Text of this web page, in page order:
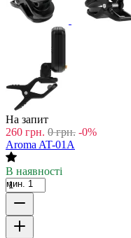
На запит
260 грн. 0 грн. -0%
Aroma AT-01A
В наявності
мин. 1